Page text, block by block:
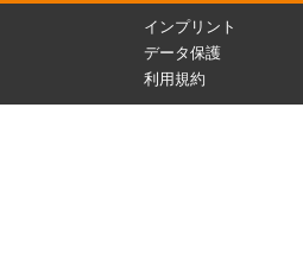
インプリント
データ保護
利用規約